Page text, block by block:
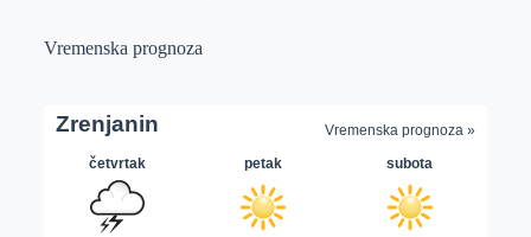
Vremenska prognoza